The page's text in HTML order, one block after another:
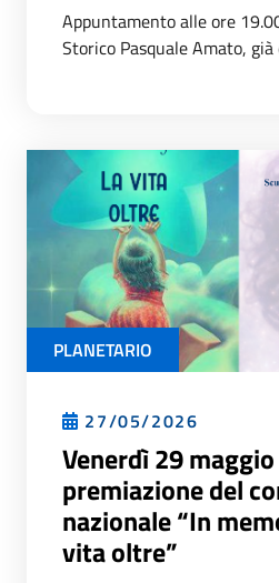
Appuntamento alle ore
Storico Pasquale Amato,
PLANETARIO
27/05/2026
Venerdì 29
premiazione del
nazionale “In
vita oltre”